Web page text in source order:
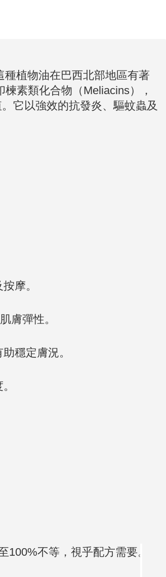
植物油在巴西北部地區有著
素類化合物（Meliacins），
它以強效的抗發炎、驅蚊蟲及
摩。
膚彈性。
穩定膚況。
不等，視乎配方需要。